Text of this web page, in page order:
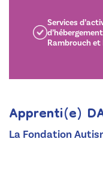
Services
Rambrouch et
Apprenti(e)
La Fondation